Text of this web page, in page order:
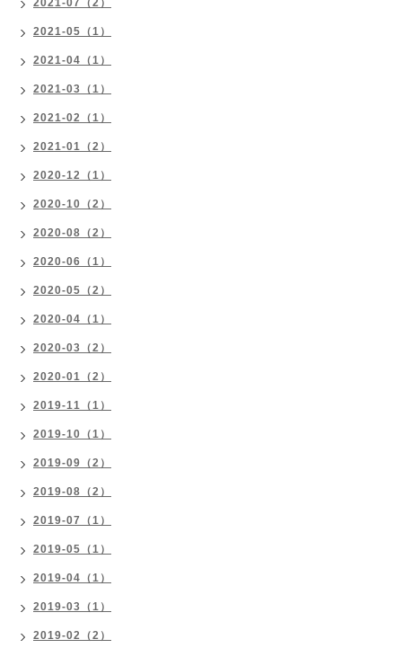
2021-07（2）
2021-05（1）
2021-04（1）
2021-03（1）
2021-02（1）
2021-01（2）
2020-12（1）
2020-10（2）
2020-08（2）
2020-06（1）
2020-05（2）
2020-04（1）
2020-03（2）
2020-01（2）
2019-11（1）
2019-10（1）
2019-09（2）
2019-08（2）
2019-07（1）
2019-05（1）
2019-04（1）
2019-03（1）
2019-02（2）